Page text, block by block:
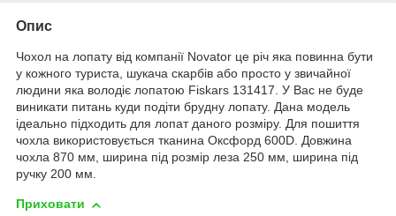
Опис
Чохол на лопату від компанії Novator це річ яка повинна бути
у кожного туриста, шукача скарбів або просто у звичайної
людини яка володіє лопатою Fiskars 131417. У Вас не буде
виникати питань куди подіти брудну лопату. Дана модель
ідеально підходить для лопат даного розміру. Для пошиття
чохла використовується тканина Оксфорд 600D. Довжина
чохла 870 мм, ширина під розмір леза 250 мм, ширина під
ручку 200 мм.
Приховати